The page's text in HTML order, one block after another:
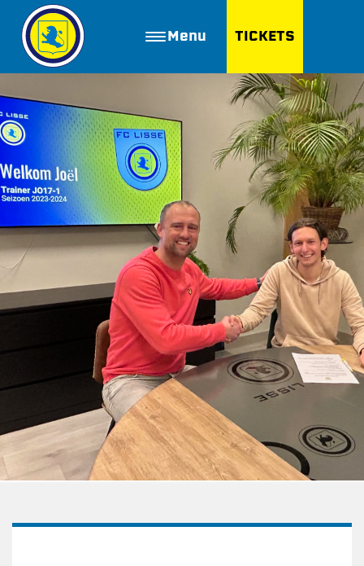
Menu TICKETS
ZOEKEN
Golfbaan Ter Specke
Webshop
Nieuws
Vacatures
Aanmelden voor proeftraining
Lid worden van FC Lisse
Word vrijwilliger
De Club van 100
Uitschrijven
Over FC Lisse
Organisatie
Informatie voor de Pers
Onze historie
Fysiotherapie voor leden